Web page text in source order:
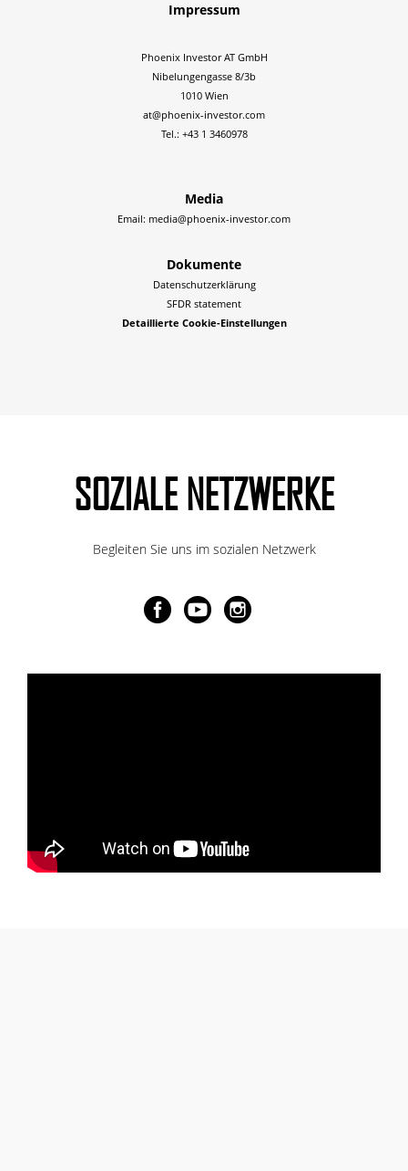
Impressum
Phoenix Investor AT GmbH
Nibelungengasse 8/3b
1010 Wien
at@phoenix-investor.com
Tel.: +43 1 3460978
Media
Email: media@phoenix-investor.com
Dokumente
Datenschutzerklärung
SFDR statement
Detaillierte Cookie-Einstellungen
SOZIALE NETZWERKE
Begleiten Sie uns im sozialen Netzwerk